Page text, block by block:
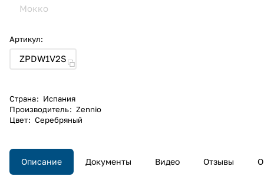
Мокко
Артикул:
ZPDW1V2S
Страна: Испания
Производитель: Zennio
Цвет: Серебряный
Описание Документы Видео Отзывы